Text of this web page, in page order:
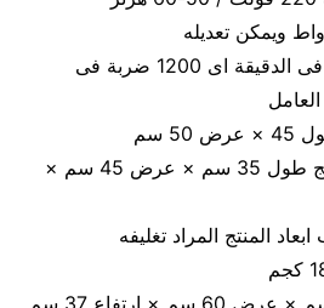
وقت اللحام والقطع 20 فى الدقيقة اى 1200 ضربة فى
سم
مقاس ابعاد الكيس المنتج طول 35 سم × عرض 45 سم ×
المنتج المراد تغليفه